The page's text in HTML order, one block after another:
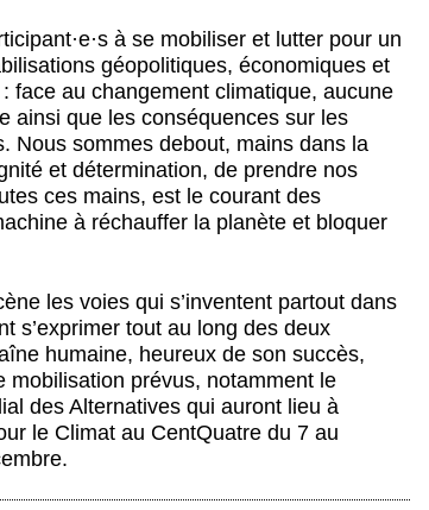
·e·s à se mobiliser et lutter pour un
géopolitiques, économiques et
face au changement climatique, aucune
ainsi que les conséquences sur les
Nous sommes debout, mains dans la
et détermination, de prendre nos
ces mains, est le courant des
à réchauffer la planète et bloquer
les voies qui s’inventent partout dans
s’exprimer tout au long des deux
humaine, heureux de son succès,
mobilisation prévus, notamment le
des Alternatives qui auront lieu à
le Climat au CentQuatre du 7 au